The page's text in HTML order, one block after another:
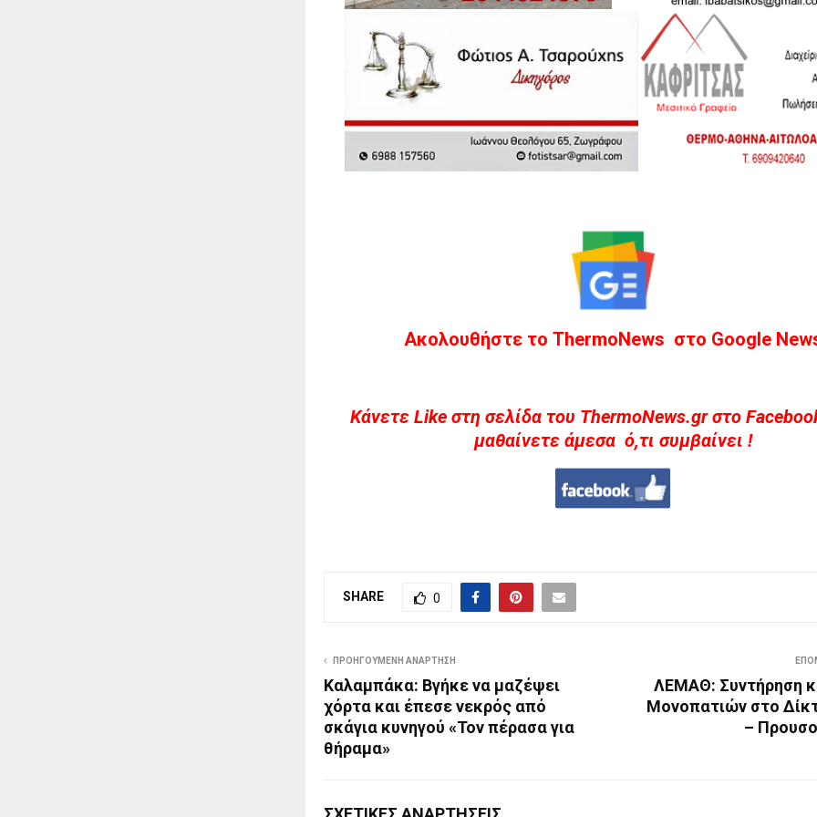
Ακολουθήστε το ThermoNews στο Google
Kάνετε Like στη σελίδα του ThermoNews.gr στο
μαθαίνετε άμεσα ό,τι συμβαίνει !
SHARE 0
ΠΡΟΗΓΟΎΜΕΝΗ ΑΝΆΡΤΗΣΗ
Καλαμπάκα: Βγήκε να μαζέψει
χόρτα και έπεσε νεκρός από
σκάγια κυνηγού «Τον πέρασα για
θήραμα»
ΛΕΜΑΘ: Συντήρηση
Μονοπατιών στο
–